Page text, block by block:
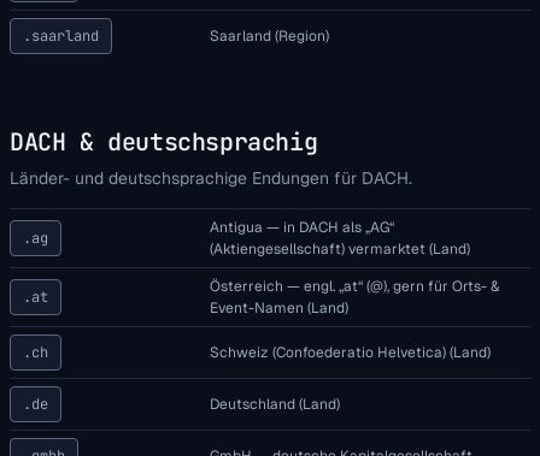
.saarland Saarland (Region)
DACH & deutschsprachig
Länder- und deutschsprachige Endungen für DACH.
.ag
Antigua — in DACH als „AG“
(Aktiengesellschaft) vermarktet (Land)
.at
Österreich — engl. „at“ (@), gern für Orts- &
Event-Namen (Land)
.ch Schweiz (Confoederatio Helvetica) (Land)
.de Deutschland (Land)